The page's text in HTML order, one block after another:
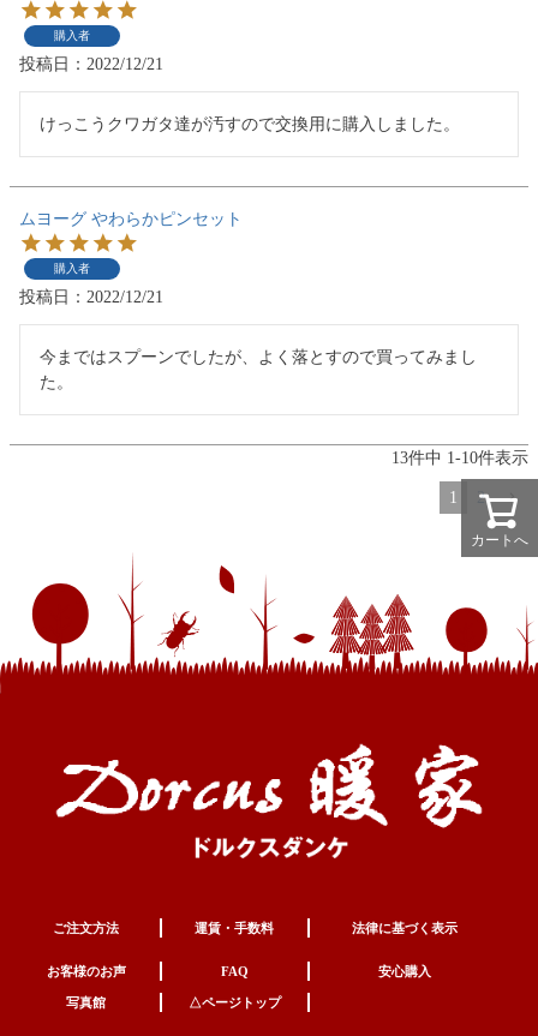
購入者
投稿日 2022/12/21
けっこうクワガタ達が汚すので交換用に購入しました。
ムヨーグ やわらかピンセット
購入者
投稿日 2022/12/21
今まではスプーンでしたが、よく落とすので買ってみまし
た。
13件中 1-10件表示
1 2
ご注文方法 運賃・手数料 法律に基づく表示
お客様のお声 FAQ 安心購入
写真館 △ページトップ
カートへ